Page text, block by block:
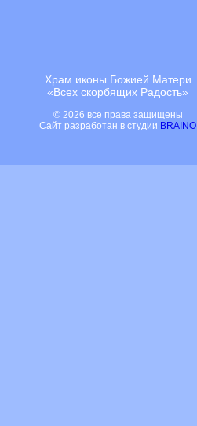
Храм иконы Божией Матери
«Всех скорбящих Радость»
© 2026 все права защищены
Сайт разработан в студии BRAINO